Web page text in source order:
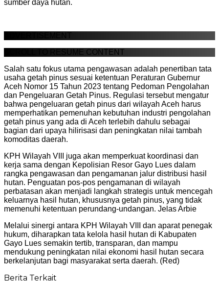
sumber daya hutan.
ADVERTISEMENT
SCROLL TO RESUME CONTENT
Salah satu fokus utama pengawasan adalah penertiban tata
usaha getah pinus sesuai ketentuan Peraturan Gubernur
Aceh Nomor 15 Tahun 2023 tentang Pedoman Pengolahan
dan Pengeluaran Getah Pinus. Regulasi tersebut mengatur
bahwa pengeluaran getah pinus dari wilayah Aceh harus
memperhatikan pemenuhan kebutuhan industri pengolahan
getah pinus yang ada di Aceh terlebih dahulu sebagai
bagian dari upaya hilirisasi dan peningkatan nilai tambah
komoditas daerah.
KPH Wilayah VIII juga akan memperkuat koordinasi dan
kerja sama dengan Kepolisian Resor Gayo Lues dalam
rangka pengawasan dan pengamanan jalur distribusi hasil
hutan. Penguatan pos-pos pengamanan di wilayah
perbatasan akan menjadi langkah strategis untuk mencegah
keluarnya hasil hutan, khususnya getah pinus, yang tidak
memenuhi ketentuan perundang-undangan. Jelas Arbie
Melalui sinergi antara KPH Wilayah VIII dan aparat penegak
hukum, diharapkan tata kelola hasil hutan di Kabupaten
Gayo Lues semakin tertib, transparan, dan mampu
mendukung peningkatan nilai ekonomi hasil hutan secara
berkelanjutan bagi masyarakat serta daerah. (Red)
Berita Terkait